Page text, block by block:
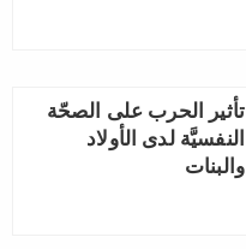
تأثير الحرب على الصحّة
النفسيَّة لدى الأولاد
والبنات